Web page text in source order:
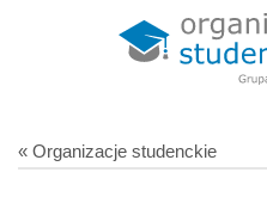
« Organizacje studenckie